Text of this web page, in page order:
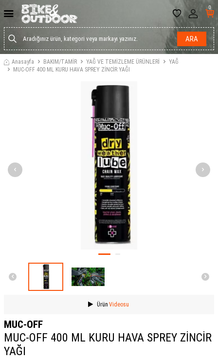
ARA
0
Anasayfa BAKIM/TAMİR YAĞ VE TEMİZLEME ÜRÜNLERİ
YAĞ
MUC-OFF 400 ML KURU HAVA SPREY ZİNCİR YAĞI
Ürün Videosu
MUC-OFF
MUC-OFF 400 ML KURU HAVA SPREY ZİNCİR
YAĞI